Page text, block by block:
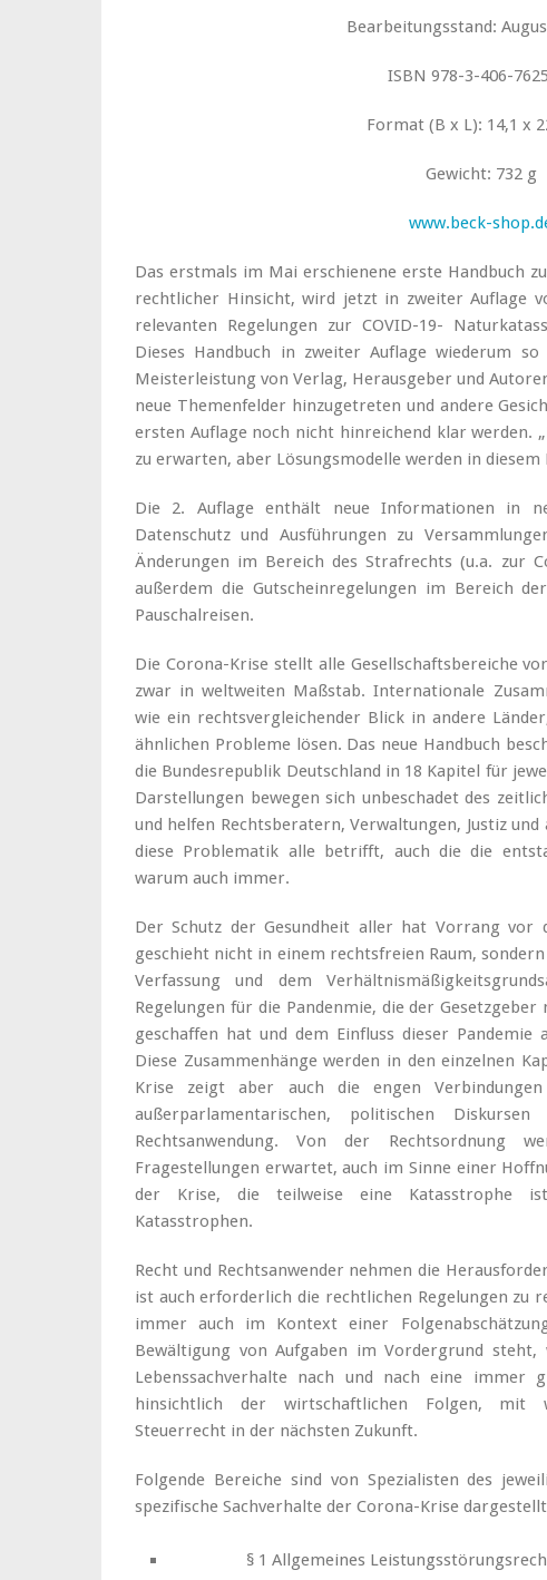
Bearbeitungsstand:
ISBN 978-3-406-
Format (B x L): 14,1 x
Gewicht: 732 g
www.beck-
Das erstmals im Mai erschienene erste Handbuch
rechtlicher Hinsicht, wird jetzt in zweiter Auflage
relevanten Regelungen zur COVID-19-
Dieses Handbuch in zweiter Auflage wiederum
Meisterleistung von Verlag, Herausgeber und
neue Themenfelder hinzugetreten und andere
ersten Auflage noch nicht hinreichend klar werden.
zu erwarten, aber Lösungsmodelle werden in
Die 2. Auflage enthält neue Informationen in
Datenschutz und Ausführungen zu
Änderungen im Bereich des Strafrechts (u.a. zur
außerdem die Gutscheinregelungen im Bereich
Pauschalreisen.
Die Corona-Krise stellt alle Gesellschaftsbereiche
zwar in weltweiten Maßstab. Internationale
wie ein rechtsvergleichender Blick in andere
ähnlichen Probleme lösen. Das neue Handbuch
die Bundesrepublik Deutschland in 18 Kapitel für
Darstellungen bewegen sich unbeschadet des
und helfen Rechtsberatern, Verwaltungen, Justiz
diese Problematik alle betrifft, auch die die
warum auch immer.
Der Schutz der Gesundheit aller hat Vorrang vor
geschieht nicht in einem rechtsfreien Raum,
Verfassung und dem
Regelungen für die Pandenmie, die der
geschaffen hat und dem Einfluss dieser Pandemie
Diese Zusammenhänge werden in den einzelnen
Krise zeigt aber auch die engen
außerparlamentarischen, politischen
Rechtsanwendung. Von der Rechtsordnung
Fragestellungen erwartet, auch im Sinne einer
der Krise, die teilweise eine Katasstrophe
Katasstrophen.
Recht und Rechtsanwender nehmen die
ist auch erforderlich die rechtlichen Regelungen zu
immer auch im Kontext einer
Bewältigung von Aufgaben im Vordergrund
Lebenssachverhalte nach und nach eine immer
hinsichtlich der wirtschaftlichen Folgen, mit
Steuerrecht in der nächsten Zukunft.
Folgende Bereiche sind von Spezialisten des
spezifische Sachverhalte der Corona-Krise
§ 1 Allgemeines